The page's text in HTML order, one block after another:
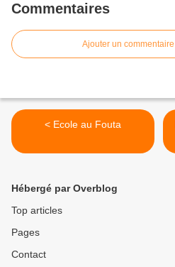
Commentaires
Ajouter un commentaire
< Ecole au Fouta
Hébergé par Overblog
Top articles
Pages
Contact